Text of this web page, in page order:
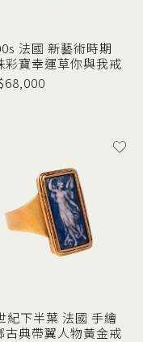
法國 新藝術時期
彩寶幸運草你與我戒
68,000
紀下半葉 法國 手繪
古典帶翼人物黃金戒